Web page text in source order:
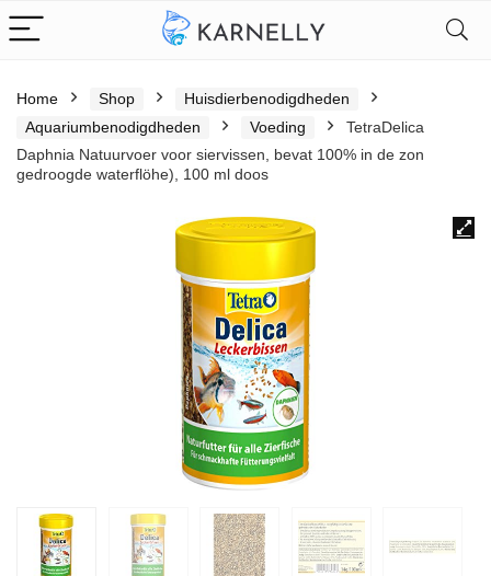
Home Shop
Huisdierbenodigdheden
Aquariumbenodigdheden
Voeding
TetraDelica
Daphnia Natuurvoer voor siervissen, bevat 100% in de zon
gedroogde waterflöhe), 100 ml doos